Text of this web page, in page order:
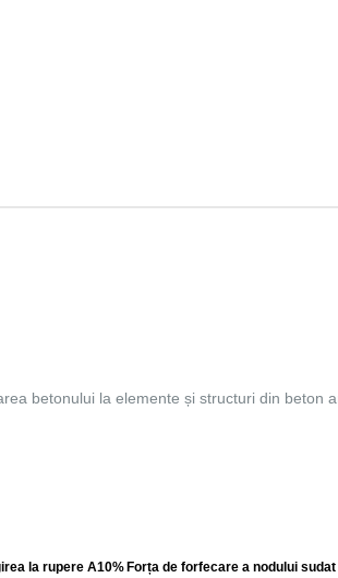
betonului la elemente și structuri din beton
la rupere A10% Forța de forfecare a nodului sudat